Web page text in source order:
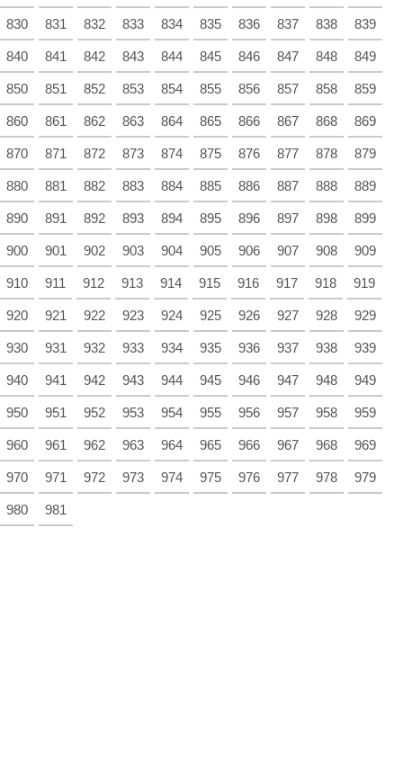
830 831 832 833 834 835 836 837 838 839
840 841 842 843 844 845 846 847 848 849
850 851 852 853 854 855 856 857 858 859
860 861 862 863 864 865 866 867 868 869
870 871 872 873 874 875 876 877 878 879
880 881 882 883 884 885 886 887 888 889
890 891 892 893 894 895 896 897 898 899
900 901 902 903 904 905 906 907 908 909
910 911 912 913 914 915 916 917 918 919
920 921 922 923 924 925 926 927 928 929
930 931 932 933 934 935 936 937 938 939
940 941 942 943 944 945 946 947 948 949
950 951 952 953 954 955 956 957 958 959
960 961 962 963 964 965 966 967 968 969
970 971 972 973 974 975 976 977 978 979
980 981